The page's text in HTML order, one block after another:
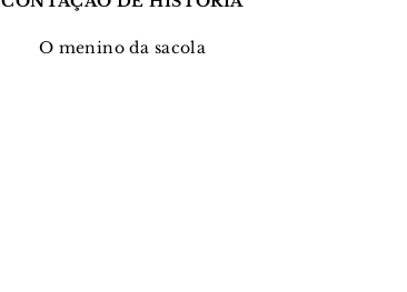
O menino da sacola